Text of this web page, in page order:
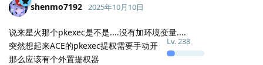
shenmo7192
Lv.238
2025年10月10日
说来星火那个pkexec是不是....没有加环境变量....
突然想起来ACE的pkexec提权需要手动开
那么应该有个外置提权器